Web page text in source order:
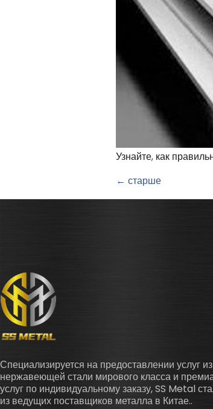
Узнайте, как
← старше
Специализируется на предоставлении услуг из
нержавеющей стали мирового класса и
услуг по индивидуальному заказу, SS Metal
из ведущих поставщиков металла в Китае..